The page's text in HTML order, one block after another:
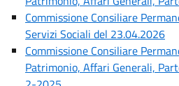
Commissione Consiliare
Servizi Sociali del 23.04.2026
Commissione Consiliare
Patrimonio, Affari Generali,